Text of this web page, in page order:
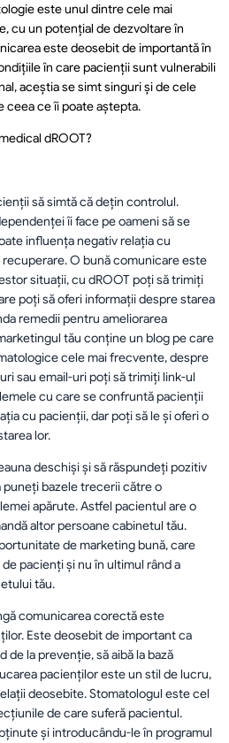
este unul dintre cele mai
cu un potențial de dezvoltare în
este deosebit de importantă în
în care pacienții sunt vulnerabili
aceștia se simt singuri și de cele
ceea ce îi poate aștepta.
dROOT?
să simtă că dețin controlul.
îi face pe oameni să se
influența negativ relația cu
O bună comunicare este
situații, cu dROOT poți să trimiți
poți să oferi informații despre starea
remedii pentru ameliorarea
tău conține un blog pe care
cele mai frecvente, despre
sau email-uri poți să trimiți link-ul
cu care se confruntă pacienții
cu pacienții, dar poți să le și oferi o
lor.
deschiși și să răspundeți pozitiv
puneți bazele trecerii către o
apărute. Astfel pacientul are o
altor persoane cabinetul tău.
de marketing bună, care
pacienți și nu în ultimul rând a
tău.
comunicarea corectă este
Este deosebit de important ca
la prevenție, să aibă la bază
pacienților este un stil de lucru,
deosebite. Stomatologul este cel
de care suferă pacientul.
și introducându-le în programul